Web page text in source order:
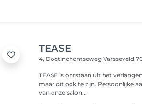
TEASE
4, DoetinchemsewegVarsseveld
TEASE is ontstaan uit het
maar dit ook te zijn. Persoonlijke
van onze salon...